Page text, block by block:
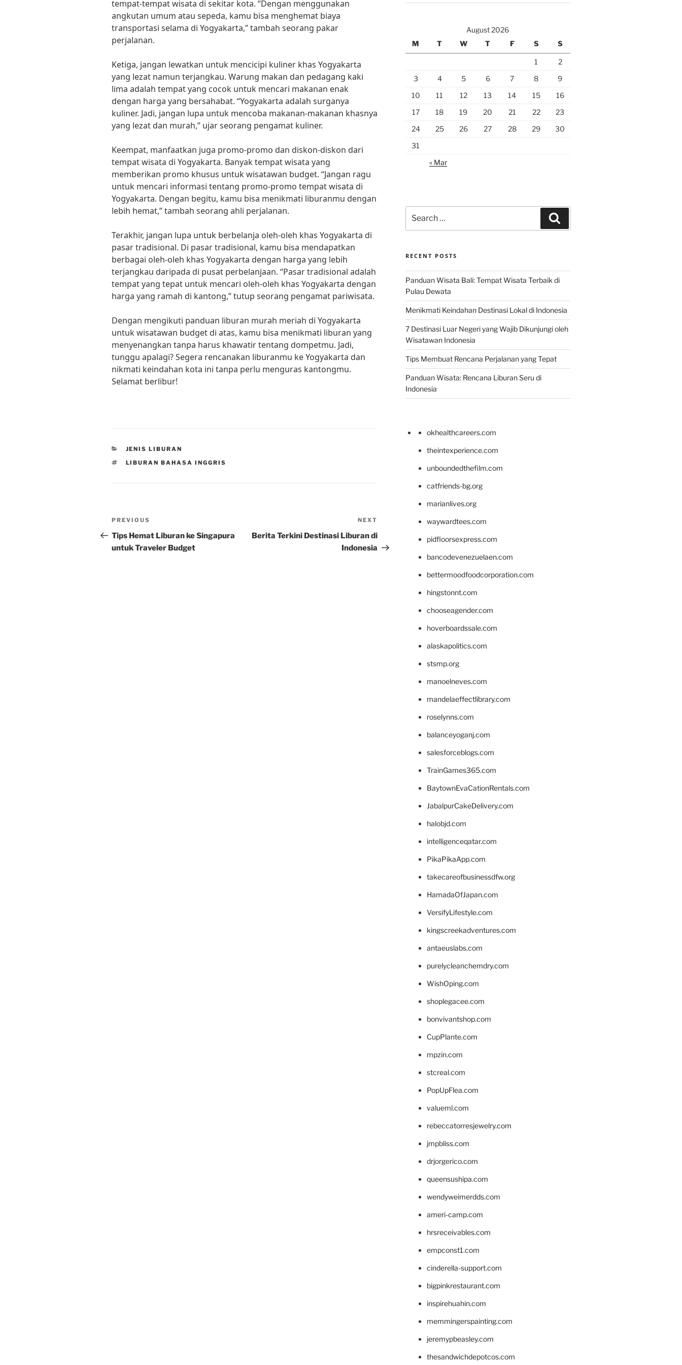
tempat-tempat wisata di sekitar kota. “Dengan menggunakan
angkutan umum atau sepeda, kamu bisa menghemat biaya
transportasi selama di Yogyakarta,” tambah seorang pakar
perjalanan.
Ketiga, jangan lewatkan untuk mencicipi kuliner khas Yogyakarta
yang lezat namun terjangkau. Warung makan dan pedagang kaki
lima adalah tempat yang cocok untuk mencari makanan enak
dengan harga yang bersahabat. “Yogyakarta adalah surganya
kuliner. Jadi, jangan lupa untuk mencoba makanan-makanan khasnya
yang lezat dan murah,” ujar seorang pengamat kuliner.
Keempat, manfaatkan juga promo-promo dan diskon-diskon dari
tempat wisata di Yogyakarta. Banyak tempat wisata yang
memberikan promo khusus untuk wisatawan budget. “Jangan ragu
untuk mencari informasi tentang promo-promo tempat wisata di
Yogyakarta. Dengan begitu, kamu bisa menikmati liburanmu dengan
lebih hemat,” tambah seorang ahli perjalanan.
Terakhir, jangan lupa untuk berbelanja oleh-oleh khas Yogyakarta di
pasar tradisional. Di pasar tradisional, kamu bisa mendapatkan
berbagai oleh-oleh khas Yogyakarta dengan harga yang lebih
terjangkau daripada di pusat perbelanjaan. “Pasar tradisional adalah
tempat yang tepat untuk mencari oleh-oleh khas Yogyakarta dengan
harga yang ramah di kantong,” tutup seorang pengamat pariwisata.
Dengan mengikuti panduan liburan murah meriah di Yogyakarta
untuk wisatawan budget di atas, kamu bisa menikmati liburan yang
menyenangkan tanpa harus khawatir tentang dompetmu. Jadi,
tunggu apalagi? Segera rencanakan liburanmu ke Yogyakarta dan
nikmati keindahan kota ini tanpa perlu menguras kantongmu.
Selamat berlibur!
CATEGORIES
JENIS LIBURAN
TAGS
LIBURAN BAHASA INGGRIS
Post
navigation
Previous
Post
PREVIOUS
Tips Hemat Liburan ke Singapura
untuk Traveler Budget
Post
NEXT
Berita Terkini Destinasi Liburan di
Indonesia
August 2026
M
T W T F S S
1
2
3
4 5 6 7 8
9
10
11 12 13 14 15
16
17
18 19 20 21 22
23
24
25 26 27 28 29
30
31
« Mar
for:
RECENT POSTS
Panduan Wisata Bali: Tempat Wisata Terbaik di
Pulau Dewata
Menikmati Keindahan Destinasi Lokal di Indonesia
7 Destinasi Luar Negeri yang Wajib Dikunjungi oleh
Wisatawan Indonesia
Tips Membuat Rencana Perjalanan yang Tepat
Panduan Wisata: Rencana Liburan Seru di
Indonesia
okhealthcareers.com
theintexperience.com
unboundedthefilm.com
catfriends-bg.org
marianlives.org
waywardtees.com
pidfloorsexpress.com
bancodevenezuelaen.com
bettermoodfoodcorporation.com
hingstonnt.com
chooseagender.com
hoverboardssale.com
alaskapolitics.com
stsmp.org
manoelneves.com
mandelaeffectlibrary.com
roselynns.com
balanceyoganj.com
salesforceblogs.com
TrainGames365.com
BaytownEvaCationRentals.com
JabalpurCakeDelivery.com
halobjd.com
intelligenceqatar.com
PikaPikaApp.com
takecareofbusinessdfw.org
HamadaOfJapan.com
VersifyLifestyle.com
kingscreekadventures.com
antaeuslabs.com
purelycleanchemdry.com
WishOping.com
shoplegacee.com
bonvivantshop.com
CupPlante.com
mpzin.com
stcreal.com
PopUpFlea.com
valueml.com
rebeccatorresjewelry.com
jmpbliss.com
drjorgerico.com
queensushipa.com
wendyweimerdds.com
ameri-camp.com
hrsreceivables.com
empconst1.com
cinderella-support.com
bigpinkrestaurant.com
inspirehuahin.com
memmingerspainting.com
jeremypbeasley.com
thesandwichdepotcos.com